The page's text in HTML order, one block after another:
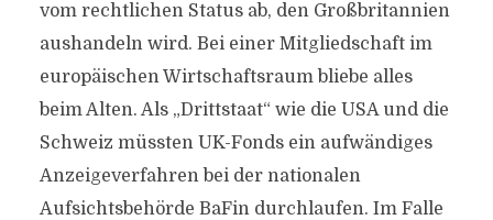
vom rechtlichen Status ab, den Großbritannien
aushandeln wird. Bei einer Mitgliedschaft im
europäischen Wirtschaftsraum bliebe alles
beim Alten. Als „Drittstaat“ wie die USA und die
Schweiz müssten UK-Fonds ein aufwändiges
Anzeigeverfahren bei der nationalen
Aufsichtsbehörde BaFin durchlaufen. Im Falle